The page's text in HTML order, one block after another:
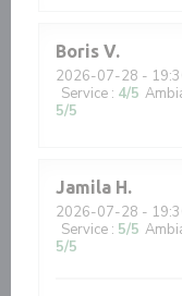
Boris V
2026-07-28 -
Service : 4/5
5/5
Jamila H
2026-07-28 -
Service : 5/5
5/5